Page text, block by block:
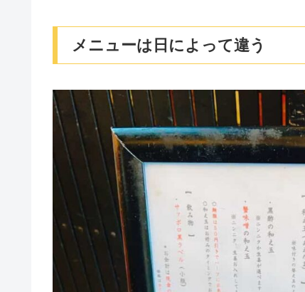
メニューは日によって違う